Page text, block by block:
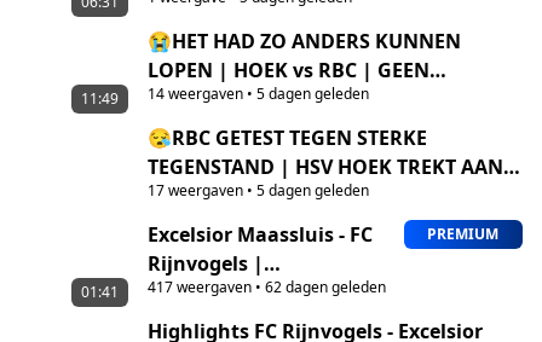
😭HET HAD ZO ANDERS KUNNEN
LOPEN | HOEK vs RBC | GEEN
RESULTAAT | WEL 🌞TEVREDEN MET
ONTWIKKELING!
14weergaven• 5 dagen geleden
11:49
😪RBC GETEST TEGEN STERKE
TEGENSTAND | HSV HOEK TREKT AAN
HET LANGSTE EIND | MAAR WAT ALS!?
😱
17weergaven• 5 dagen geleden
Excelsior Maassluis - FC
Rijnvogels |
Nacompetitie Tweede
Divisie
417weergaven• 62 dagen geleden
PREMIUM
01:41
Highlights FC Rijnvogels - Excelsior